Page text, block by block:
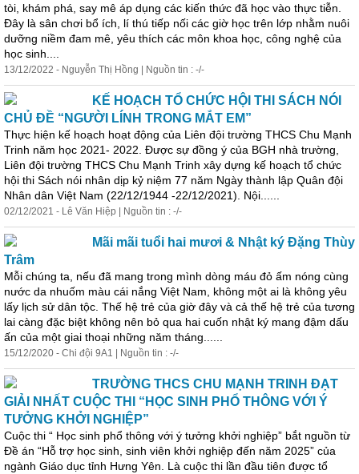
tòi, khám phá, say mê áp dụng các kiến thức đã học vào thực tiễn.
Đây là sân chơi bổ ích, lí thú tiếp nối các giờ học trên lớp nhằm nuôi
dưỡng niềm đam mê, yêu thích các môn khoa học, công nghệ của
học sinh....
13/12/2022 - Nguyễn Thị Hồng | Nguồn tin : -/-
KẾ HOẠCH TỔ CHỨC HỘI THI SÁCH NÓI
CHỦ ĐỀ “NGƯỜI LÍNH TRONG MẮT EM”
Thực hiện kế hoạch hoạt động của Liên đội trường THCS Chu Mạnh
Trinh năm học 2021- 2022. Được sự đồng ý của BGH nhà trường,
Liên đội trường THCS Chu Mạnh Trinh xây dựng kế hoạch tổ chức
hội thi Sách nói nhân dịp kỷ niệm 77 năm Ngày thành lập Quân đội
Nhân dân Việt Nam (22/12/1944 -22/12/2021). Nội......
02/12/2021 - Lê Văn Hiệp | Nguồn tin : -/-
Mãi mãi tuổi hai mươi & Nhật ký Đặng Thùy
Trâm
Mỗi chúng ta, nếu đã mang trong mình dòng máu đỏ ấm nóng cùng
nước da nhuốm màu cái nắng Việt Nam, không một ai là không yêu
lấy lịch sử dân tộc. Thế hệ trẻ của giờ đây và cả thế hệ trẻ của tương
lai càng đặc biệt không nên bỏ qua hai cuốn nhật ký mang đậm dấu
ấn của một giai thoại những năm tháng......
15/12/2020 - Chi đội 9A1 | Nguồn tin : -/-
TRƯỜNG THCS CHU MẠNH TRINH ĐẠT
GIẢI NHẤT CUỘC THI “HỌC SINH PHỔ THÔNG VỚI Ý
TƯỞNG KHỞI NGHIỆP”
Cuộc thi “ Học sinh phổ thông với ý tưởng khởi nghiệp” bắt nguồn từ
Đề án “Hỗ trợ học sinh, sinh viên khởi nghiệp đến năm 2025” của
ngành Giáo dục tỉnh Hưng Yên. Là cuộc thi lần đầu tiên được tổ